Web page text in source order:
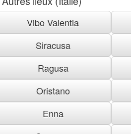
Vibo Valentia
Siracusa
Ragusa
Oristano
Enna